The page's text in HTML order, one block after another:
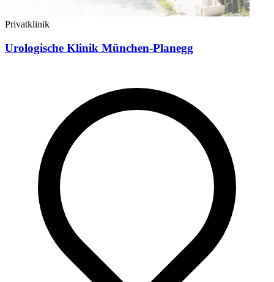
Privatklinik
Urologische Klinik München-Planegg